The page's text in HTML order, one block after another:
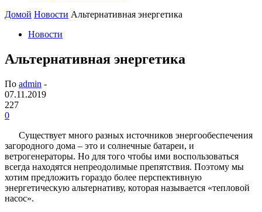
Домой Новости Альтернативная энергетика
Новости
Альтернативная энергетика
По admin -
07.11.2019
227
0
Существует много разных источников энергообеспечения
загородного дома – это и солнечные батареи, и
ветрогенераторы. Но для того чтобы ими воспользоваться
всегда находятся непреодолимые препятствия. Поэтому мы
хотим предложить гораздо более перспективную
энергетическую альтернативу, которая называется «тепловой
насос».